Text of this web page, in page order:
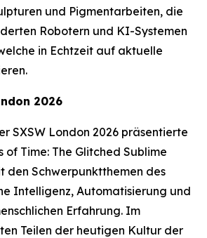
und Pigmentarbeiten, die
Robotern und KI-Systemen
in Echtzeit auf aktuelle
2026
SXSW London 2026 präsentierte
of Time: The Glitched Sublime
den Schwerpunktthemen des
Intelligenz, Automatisierung und
Erfahrung. Im
Teilen der heutigen Kultur der